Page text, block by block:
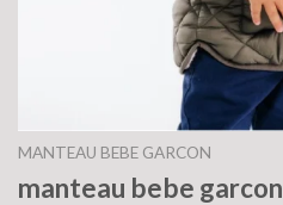
MANTEAU BEBE GARCON
manteau bebe garcon